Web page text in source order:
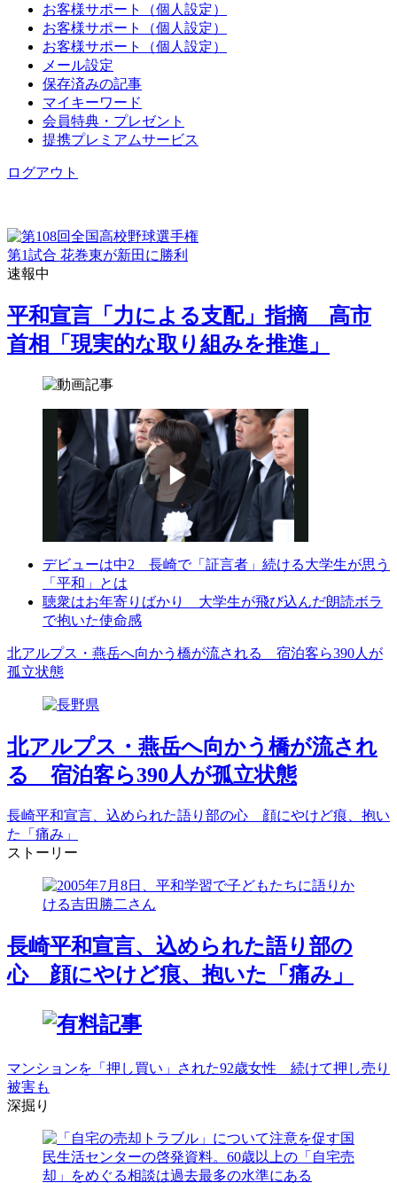
お客様サポート（個人設定）
お客様サポート（個人設定）
お客様サポート（個人設定）
メール設定
保存済みの記事
マイキーワード
会員特典・プレゼント
提携プレミアムサービス
ログアウト
第1試合 花巻東が新田に勝利
速報中
平和宣言「力による支配」指摘 高市
首相「現実的な取り組みを推進」
Play
Video
デビューは中2 長崎で「証言者」続ける大学生が思う
「平和」とは
聴衆はお年寄りばかり 大学生が飛び込んだ朗読ボラ
で抱いた使命感
北アルプス・燕岳へ向かう橋が流される 宿泊客ら390人が
孤立状態
北アルプス・燕岳へ向かう橋が流され
る 宿泊客ら390人が孤立状態
長崎平和宣言、込められた語り部の心 顔にやけど痕、抱い
た「痛み」
ストーリー
長崎平和宣言、込められた語り部の
心 顔にやけど痕、抱いた「痛み」
マンションを「押し買い」された92歳女性 続けて押し売り
被害も
深掘り